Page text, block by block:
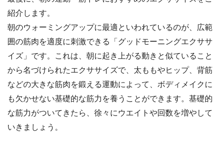
紹介します。
朝のウォーミングアップに最適といわれているのが、広範
囲の筋肉を適度に刺激できる「グッドモーニングエクササ
イズ」です。これは、朝に起き上がる動きと似ていること
から名づけられたエクササイズで、太ももやヒップ、背筋
などの大きな筋肉を鍛える運動によって、ボディメイクに
も欠かせない基礎的な筋力を養うことができます。基礎的
な筋力がついてきたら、徐々にウエイトや回数を増やして
いきましょう。